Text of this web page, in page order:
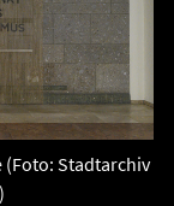
Stadtarchiv